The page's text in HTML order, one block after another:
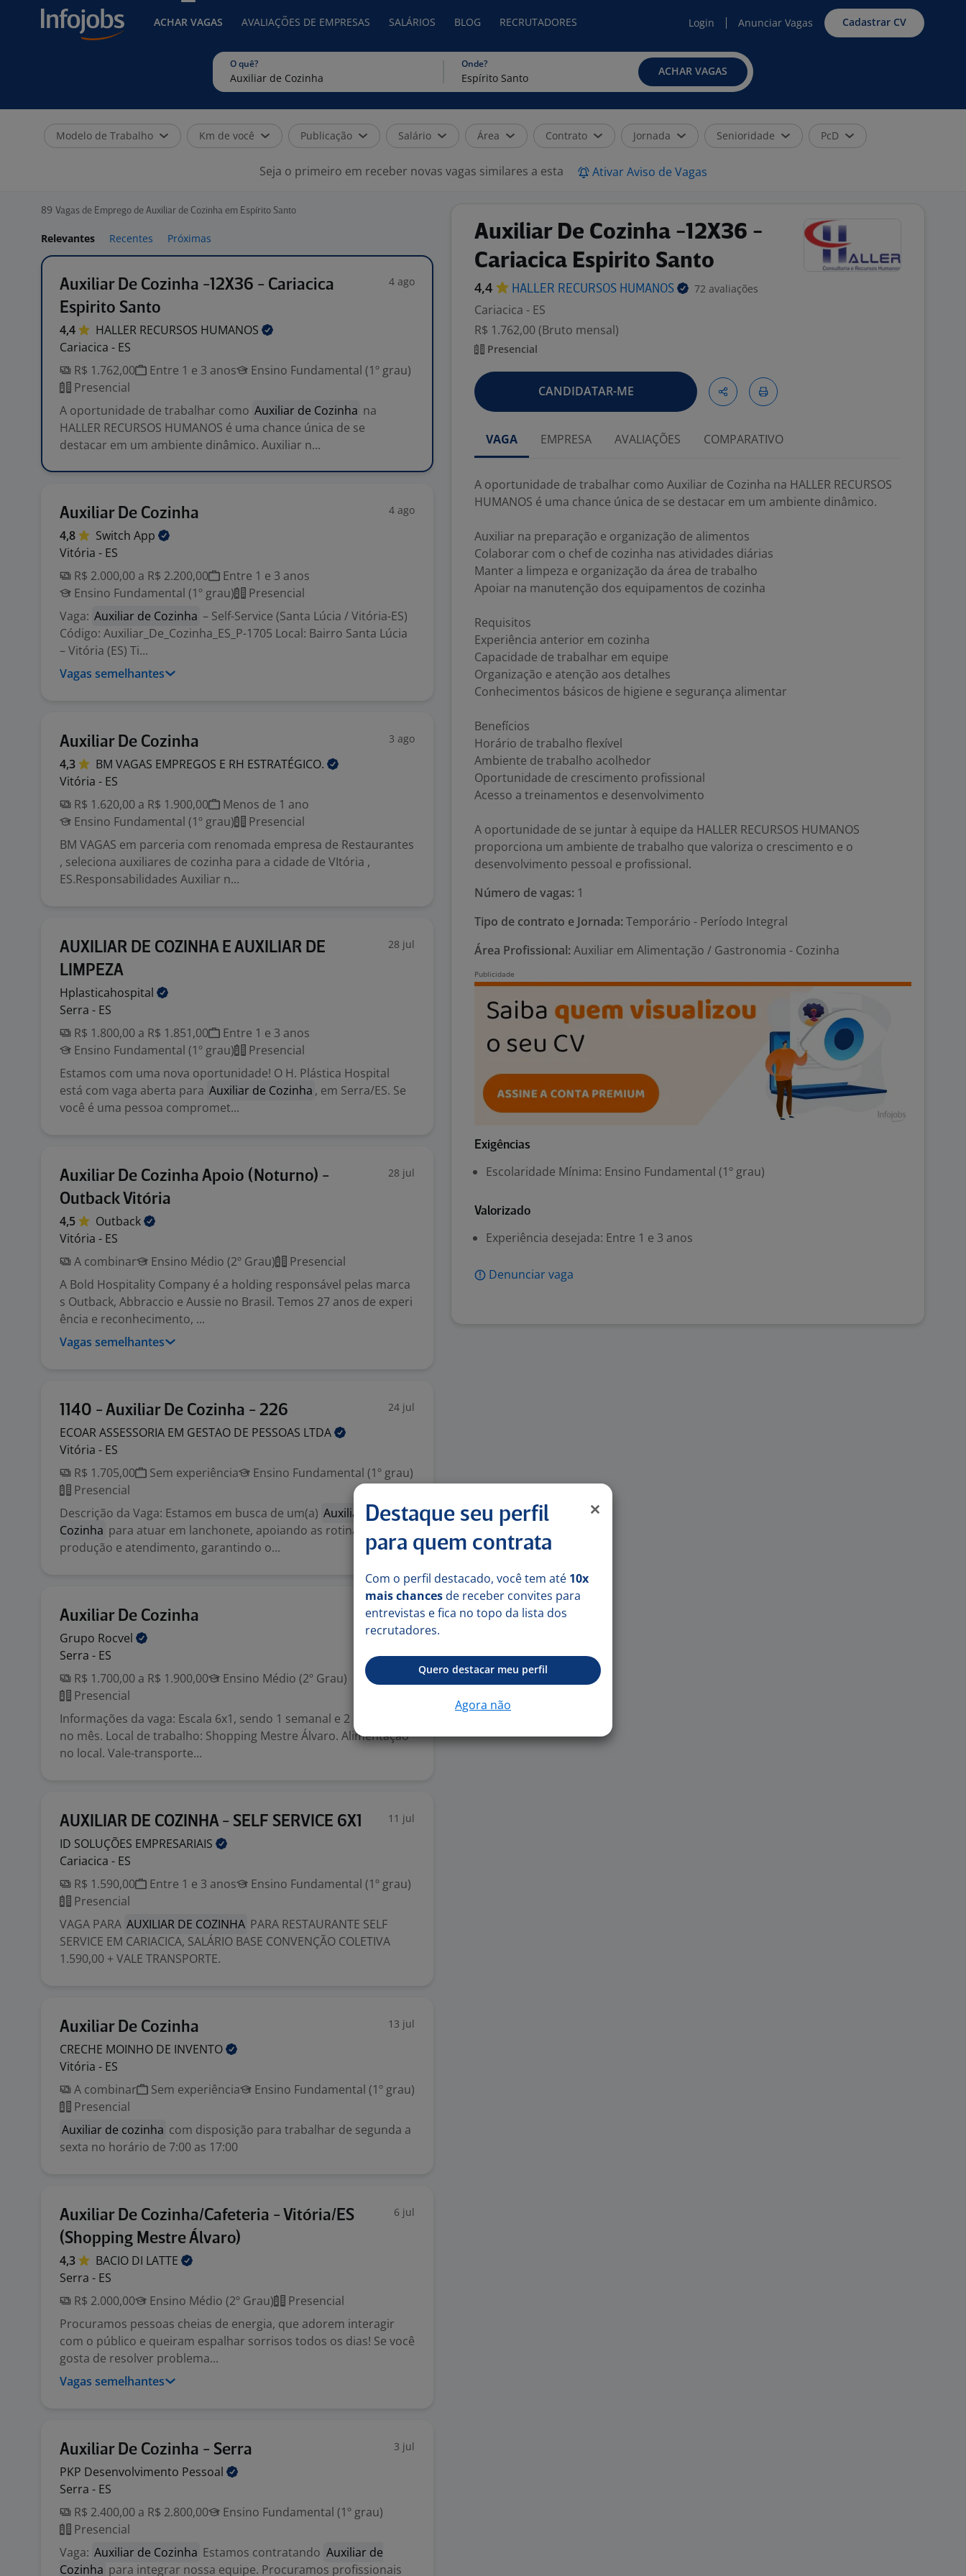
ACHAR VAGAS AVALIAÇÕES DE EMPRESAS SALÁRIOS BLOG RECRUTADORES Login Anunciar Vagas Cadastrar CV
O quê? Onde?
ACHAR VAGAS
Modelo de Trabalho Km de você Publicação Salário Área Contrato Jornada Senioridade PcD
Seja o primeiro em receber novas vagas similares a esta Ativar Aviso de Vagas
89 Vagas de Emprego de Auxiliar de Cozinha em Espírito Santo
Relevantes Recentes Próximas
Auxiliar De Cozinha -12X36 - Cariacica
Espirito Santo
4 ago
4,4 HALLER RECURSOS HUMANOS
Cariacica - ES
R$ 1.762,00
Entre 1 e 3 anos
Ensino Fundamental (1º grau)
Presencial
A oportunidade de trabalhar como Auxiliar de Cozinha na
HALLER RECURSOS HUMANOS é uma chance única de se
destacar em um ambiente dinâmico. Auxiliar n...
Auxiliar De Cozinha 4 ago
4,8 Switch App
Vitória - ES
R$ 2.000,00 a R$ 2.200,00
Entre 1 e 3 anos
Ensino Fundamental (1º grau)
Presencial
Vaga: Auxiliar de Cozinha – Self-Service (Santa Lúcia / Vitória-ES)
Código: Auxiliar_De_Cozinha_ES_P-1705 Local: Bairro Santa Lúcia
– Vitória (ES) Ti...
Vagas semelhantes
Auxiliar De Cozinha 3 ago
4,3 BM VAGAS EMPREGOS E RH ESTRATÉGICO.
Vitória - ES
R$ 1.620,00 a R$ 1.900,00
Menos de 1 ano
Ensino Fundamental (1º grau)
Presencial
BM VAGAS em parceria com renomada empresa de Restaurantes
, seleciona auxiliares de cozinha para a cidade de VItória ,
ES.Responsabilidades Auxiliar n...
AUXILIAR DE COZINHA E AUXILIAR DE
LIMPEZA
28 jul
Hplasticahospital
Serra - ES
R$ 1.800,00 a R$ 1.851,00
Entre 1 e 3 anos
Ensino Fundamental (1º grau)
Presencial
Estamos com uma nova oportunidade! O H. Plástica Hospital
está com vaga aberta para Auxiliar de Cozinha , em Serra/ES. Se
você é uma pessoa compromet...
Auxiliar De Cozinha Apoio (Noturno) -
Outback Vitória
28 jul
4,5
Outback
Vitória - ES
A combinar
Ensino Médio (2º Grau)
Presencial
A Bold Hospitality Company é a holding responsável pelas marca
s Outback, Abbraccio e Aussie no Brasil. Temos 27 anos de experi
ência e reconhecimento, ...
Vagas semelhantes
1140 - Auxiliar De Cozinha - 226 24 jul
ECOAR ASSESSORIA EM GESTAO DE PESSOAS LTDA
Vitória - ES
R$ 1.705,00
Sem experiência
Ensino Fundamental (1º grau)
Presencial
Descrição da Vaga: Estamos em busca de um(a) Auxiliar de
Cozinha para atuar em lanchonete, apoiando as rotinas de
produção e atendimento, garantindo o...
Auxiliar De Cozinha 14 jul
Grupo Rocvel
Serra - ES
R$ 1.700,00 a R$ 1.900,00
Ensino Médio (2º Grau)
Presencial
Informações da vaga: Escala 6x1, sendo 1 semanal e 2 domingos
no mês. Local de trabalho: Shopping Mestre Álvaro. Alimentação
no local. Vale-transporte...
AUXILIAR DE COZINHA - SELF SERVICE 6X1 11 jul
ID SOLUÇÕES EMPRESARIAIS
Cariacica - ES
R$ 1.590,00
Entre 1 e 3 anos
Ensino Fundamental (1º grau)
Presencial
VAGA PARA AUXILIAR DE COZINHA PARA RESTAURANTE SELF
SERVICE EM CARIACICA, SALÁRIO BASE CONVENÇÃO COLETIVA
1.590,00 + VALE TRANSPORTE.
Auxiliar De Cozinha 13 jul
CRECHE MOINHO DE INVENTO
Vitória - ES
A combinar
Sem experiência
Ensino Fundamental (1º grau)
Presencial
Auxiliar de cozinha com disposição para trabalhar de segunda a
sexta no horário de 7:00 as 17:00
Auxiliar De Cozinha/Cafeteria - Vitória/ES
(Shopping Mestre Álvaro)
6 jul
4,3 BACIO DI LATTE
Serra - ES
R$ 2.000,00
Ensino Médio (2º Grau)
Presencial
Procuramos pessoas cheias de energia, que adorem interagir
com o público e queiram espalhar sorrisos todos os dias! Se você
gosta de resolver problema...
Vagas semelhantes
Auxiliar De Cozinha - Serra 3 jul
PKP Desenvolvimento Pessoal
Serra - ES
R$ 2.400,00 a R$ 2.800,00
Ensino Fundamental (1º grau)
Presencial
Vaga: Auxiliar de Cozinha Estamos contratando Auxiliar de
Cozinha para integrar nossa equipe. Procuramos profissionais
Auxiliar De Cozinha -12X36 -
Cariacica Espirito Santo
4,4 HALLER RECURSOS HUMANOS 72 avaliações
Cariacica - ES
R$ 1.762,00 (Bruto mensal)
Presencial
CANDIDATAR-ME
VAGA EMPRESA AVALIAÇÕES COMPARATIVO
A oportunidade de trabalhar como Auxiliar de Cozinha na HALLER RECURSOS
HUMANOS é uma chance única de se destacar em um ambiente dinâmico.
Auxiliar na preparação e organização de alimentos
Colaborar com o chef de cozinha nas atividades diárias
Manter a limpeza e organização da área de trabalho
Apoiar na manutenção dos equipamentos de cozinha
Requisitos
Experiência anterior em cozinha
Capacidade de trabalhar em equipe
Organização e atenção aos detalhes
Conhecimentos básicos de higiene e segurança alimentar
Benefícios
Horário de trabalho flexível
Ambiente de trabalho acolhedor
Oportunidade de crescimento profissional
Acesso a treinamentos e desenvolvimento
A oportunidade de se juntar à equipe da HALLER RECURSOS HUMANOS
proporciona um ambiente de trabalho que valoriza o crescimento e o
desenvolvimento pessoal e profissional.
Número de vagas: 1
Tipo de contrato e Jornada: Temporário - Período Integral
Área Profissional: Auxiliar em Alimentação / Gastronomia - Cozinha
Exigências
Escolaridade Mínima: Ensino Fundamental (1º grau)
Valorizado
Experiência desejada: Entre 1 e 3 anos
Denunciar vaga
Destaque seu perfil
para quem contrata
Com o perfil destacado, você tem até 10x
mais chances de receber convites para
entrevistas e fica no topo da lista dos
recrutadores.
Quero destacar meu perfil
Agora não